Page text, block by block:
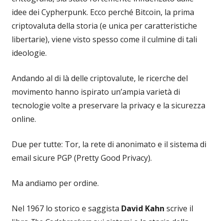
idee dei Cypherpunk. Ecco perché Bitcoin, la prima
criptovaluta della storia (e unica per caratteristiche
libertarie), viene visto spesso come il culmine di tali
ideologie.
Andando al di là delle criptovalute, le ricerche del
movimento hanno ispirato un’ampia varietà di
tecnologie volte a preservare la privacy e la sicurezza
online.
Due per tutte: Tor, la rete di anonimato e il sistema di
email sicure PGP (Pretty Good Privacy).
Ma andiamo per ordine.
Nel 1967 lo storico e saggista David Kahn scrive il